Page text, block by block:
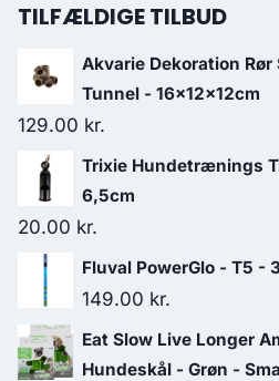
TILFÆLDIGE TILBUD
Akvarie Dekoration
Tunnel - 16x12x12cm
129.00 kr.
Trixie Hundetrænings
6,5cm
20.00 kr.
Fluval PowerGlo - T5 -
149.00 kr.
Eat Slow Live Longer
Hundeskål - Grøn -